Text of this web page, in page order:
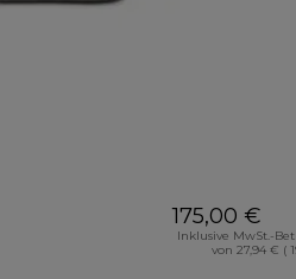
175,00 €
Inklusive MwSt.-
von 27,94 € (